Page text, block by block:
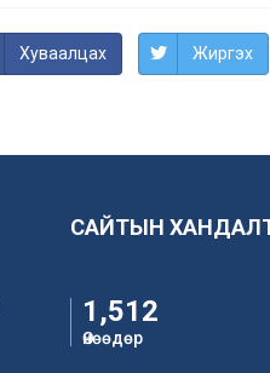
Хуваалцах Жиргэх
САЙТЫН
1,512
Өнөөдөр